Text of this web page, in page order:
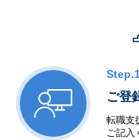
ご登
転職支
ご記入